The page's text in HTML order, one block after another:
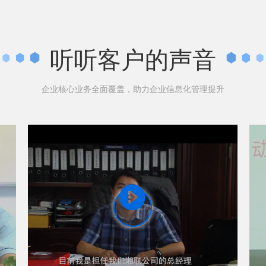
听听客户的声音
企业核心业务全面覆盖，助力企业信息化管理提升
